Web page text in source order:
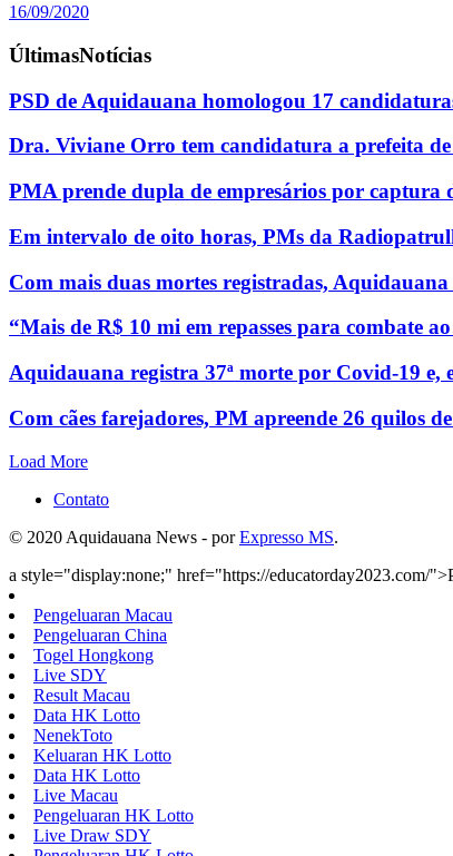
16/09/2020
ÚltimasNotícias
PSD de Aquidauana homologou 17
Dra. Viviane Orro tem candidatura a prefeita
PMA prende dupla de empresários por
Em intervalo de oito horas, PMs da
Com mais duas mortes registradas,
“Mais de R$ 10 mi em repasses para combate
Aquidauana registra 37ª morte por Covid-19 e,
Com cães farejadores, PM apreende 26 quilos
Load More
Contato
© 2020 Aquidauana News - porExpresso MS.
a style="display:none;" href="https://educatorday2023.com/
Pengeluaran Macau
Pengeluaran China
Togel Hongkong
Live SDY
Result Macau
Data HK Lotto
NenekToto
Keluaran HK Lotto
Data HK Lotto
Live Macau
Pengeluaran HK Lotto
Live Draw SDY